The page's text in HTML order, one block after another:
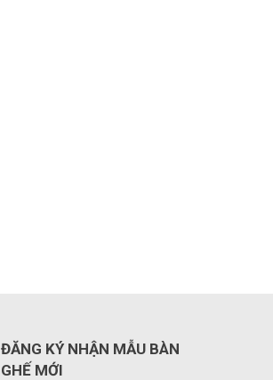
ĐĂNG KÝ NHẬN MẪU BÀN
GHẾ MỚI